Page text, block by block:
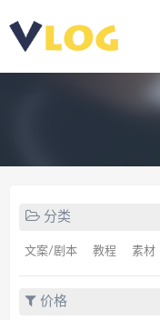
分类
文案/剧本 教程 素材
价格